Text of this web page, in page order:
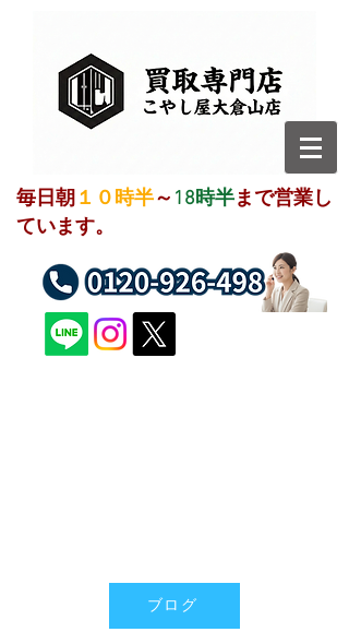
毎日朝 １０時半～ 18時半まで営業し
ています。
ブログ